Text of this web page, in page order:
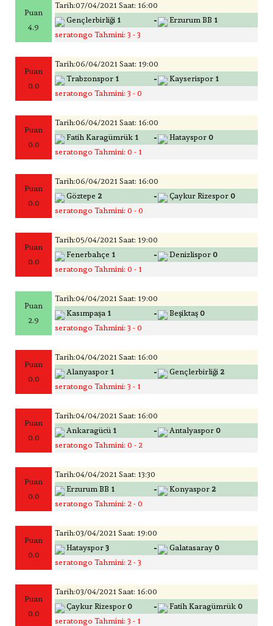
Puan
4.9
Tarih:07/04/2021 Saat: 16:00
Gençlerbirliği 1 - Erzurum BB 1
seratongo Tahmini: 3 - 3
Puan
0.0
Tarih:06/04/2021 Saat: 19:00
Trabzonspor 1 - Kayserispor 1
seratongo Tahmini: 3 - 0
Puan
0.0
Tarih:06/04/2021 Saat: 16:00
Fatih Karagümrük 1 - Hatayspor 0
seratongo Tahmini: 0 - 1
Puan
0.0
Tarih:06/04/2021 Saat: 16:00
Göztepe 2 - Çaykur Rizespor 0
seratongo Tahmini: 0 - 0
Puan
0.0
Tarih:05/04/2021 Saat: 19:00
Fenerbahçe 1 - Denizlispor 0
seratongo Tahmini: 0 - 1
Puan
2.9
Tarih:04/04/2021 Saat: 19:00
Kasımpaşa 1 - Beşiktaş 0
seratongo Tahmini: 3 - 0
Puan
0.0
Tarih:04/04/2021 Saat: 16:00
Alanyaspor 1 - Gençlerbirliği 2
seratongo Tahmini: 3 - 1
Puan
0.0
Tarih:04/04/2021 Saat: 16:00
Ankaragücü 1 - Antalyaspor 0
seratongo Tahmini: 0 - 2
Puan
0.0
Tarih:04/04/2021 Saat: 13:30
Erzurum BB 1 - Konyaspor 2
seratongo Tahmini: 2 - 0
Puan
0.0
Tarih:03/04/2021 Saat: 19:00
Hatayspor 3 - Galatasaray 0
seratongo Tahmini: 2 - 3
Puan
0.0
Tarih:03/04/2021 Saat: 16:00
Çaykur Rizespor 0 - Fatih Karagümrük 0
seratongo Tahmini: 3 - 1